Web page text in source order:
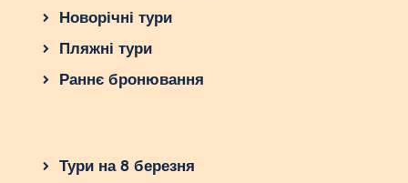
Новорічні тури
Пляжні тури
Раннє бронювання
Тури на 8 березня